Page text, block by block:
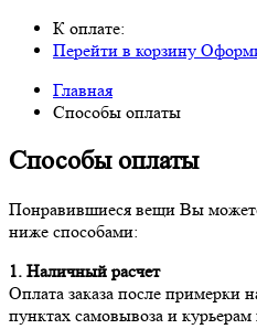
К оплате:
Перейти в корзину
Главная
Способы оплаты
Способы оплаты
Понравившиеся вещи Вы
ниже способами:
1. Наличный расчет
Оплата заказа после примерки
пунктах самовывоза и курьерам